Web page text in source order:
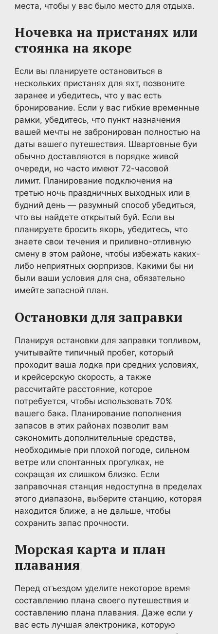
места, чтобы у вас было место для отдыха.
Ночевка на пристанях или
стоянка на якоре
Если вы планируете остановиться в
нескольких пристанях для яхт, позвоните
заранее и убедитесь, что у вас есть
бронирование. Если у вас гибкие временные
рамки, убедитесь, что пункт назначения
вашей мечты не забронирован полностью на
даты вашего путешествия. Швартовные буи
обычно доставляются в порядке живой
очереди, но часто имеют 72-часовой
лимит. Планирование подключения на
третью ночь праздничных выходных или в
будний день — разумный способ убедиться,
что вы найдете открытый буй. Если вы
планируете бросить якорь, убедитесь, что
знаете свои течения и приливно-отливную
смену в этом районе, чтобы избежать каких-
либо неприятных сюрпризов. Какими бы ни
были ваши условия для сна, обязательно
имейте запасной план.
Остановки для заправки
Планируя остановки для заправки топливом,
учитывайте типичный пробег, который
проходит ваша лодка при средних условиях,
и крейсерскую скорость, а также
рассчитайте расстояние, которое
потребуется, чтобы использовать 70%
вашего бака. Планирование пополнения
запасов в этих районах позволит вам
сэкономить дополнительные средства,
необходимые при плохой погоде, сильном
ветре или спонтанных прогулках, не
сокращая их слишком близко. Если
заправочная станция недоступна в пределах
этого диапазона, выберите станцию, которая
находится ближе, а не дальше, чтобы
сохранить запас прочности.
Морская карта и план
плавания
Перед отъездом уделите некоторое время
составлению плана своего путешествия и
составлению плана плавания. Даже если у
вас есть лучшая электроника, которую